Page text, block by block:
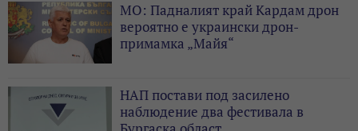
МО: Падналият край Кардам дрон
вероятно е украински дрон-
примамка „Майя“
НАП постави под засилено
наблюдение два фестивала в